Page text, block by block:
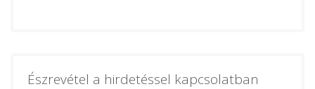
Észrevétel a hirdetéssel kapcsolatban